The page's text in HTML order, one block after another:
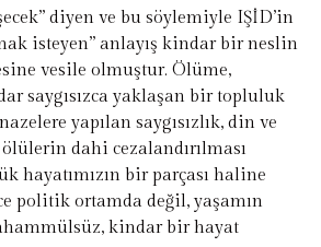
diyen ve bu söylemiyle IŞİD’in
isteyen” anlayış kindar bir neslin
vesile olmuştur. Ölüme,
saygısızca yaklaşan bir topluluk
yapılan saygısızlık, din ve
dahi cezalandırılması
hayatımızın bir parçası haline
politik ortamda değil, yaşamın
kindar bir hayat